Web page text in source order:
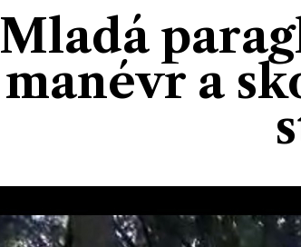
Mladá
manévr a